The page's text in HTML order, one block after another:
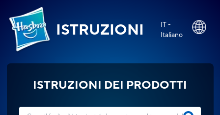
ISTRUZIONI
IT -
Italiano
ISTRUZIONI DEI PRODOTTI